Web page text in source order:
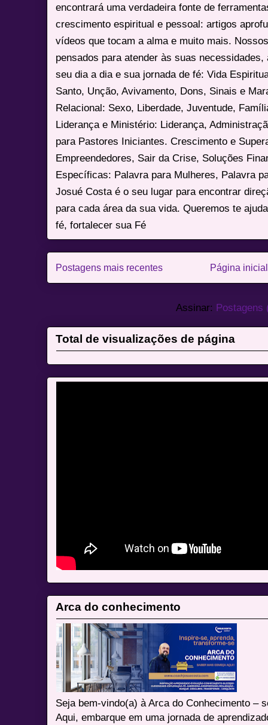
encontrará uma verdadeira fonte de
crescimento espiritual e pessoal: artigos
vídeos que tocam a alma e muito mais.
pensados para atender às suas
seu dia a dia e sua jornada de fé: Vida
Santo, Unção, Avivamento, Dons, Sinais e
Relacional: Sexo, Liberdade, Juventude,
Liderança e Ministério: Liderança,
para Pastores Iniciantes. Crescimento e
Empreendedores, Sair da Crise, Soluções
Específicas: Palavra para Mulheres, Palavra
Josué Costa é o seu lugar para encontrar
para cada área da sua vida. Queremos te
fé, fortalecer sua Fé
Postagens mais recentes Página inicial
Assinar: Postagens
Total de visualizações de página
Arca do conhecimento
Seja bem-vindo(a) à Arca do Conhecimento –
Aqui, embarque em uma jornada de